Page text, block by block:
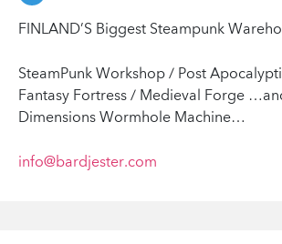
FINLAND’S Biggest Steampunk
SteamPunk Workshop / Post
Fantasy Fortress / Medieval Forge
Dimensions Wormhole Machine…
info@bardjester.com